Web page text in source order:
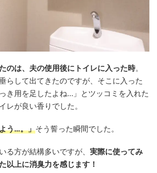
のは、夫の使用後にトイレに入った時。
らして出てきたのですが、そこに入った
き用を足したよね…」とツッコミを入れた
レが良い香りでした。
う…。」そう誓った瞬間でした。
る方が結構多いですが、 実際に使ってみ
以上に消臭力を感じます！